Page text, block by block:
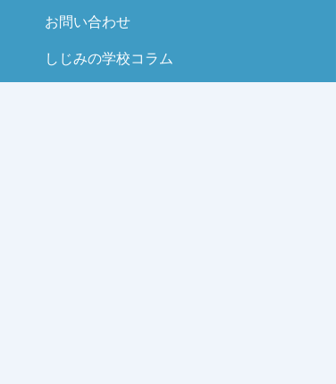
お問い合わせ
しじみの学校コラム